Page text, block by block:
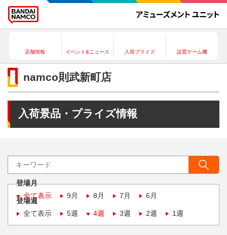
店舗情報 イベント&ニュース 入荷プライズ 設置ゲーム機
namco則武新町店
入荷景品・プライズ情報
登場月
全て表示
9月 8月 7月 6月
登場週
全て表示
5週 4週 3週 2週 1週